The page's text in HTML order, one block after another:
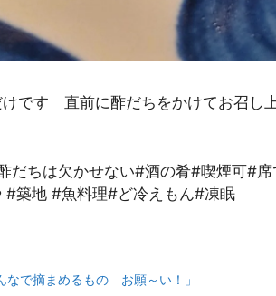
です 直前に酢だちをかけてお召し
だちは欠かせない#酒の肴#喫煙可#
#築地 #魚料理#ど冷えもん#凍眠
で摘まめるもの お願～い！」